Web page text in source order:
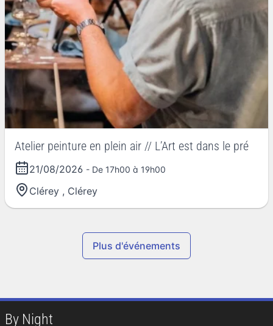
Atelier peinture en plein air // L’Art est dans le pré
21/08/2026 - De 17h00 à 19h00
Clérey , Clérey
Plus d'événements
By Night